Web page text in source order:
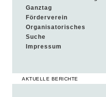
Ganztag
Förderverein
Organisatorisches
Suche
Impressum
AKTUELLE BERICHTE